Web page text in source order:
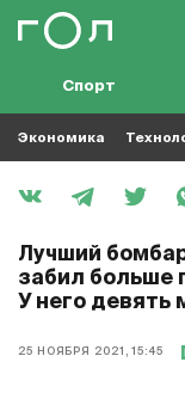
Спорт
Экономика
Лучший
забил больше
У него девять
25 НОЯБРЯ 2021, 15:45